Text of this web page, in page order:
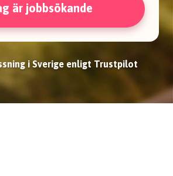
är jobbsökande
i Sverige enligt Trustpilot